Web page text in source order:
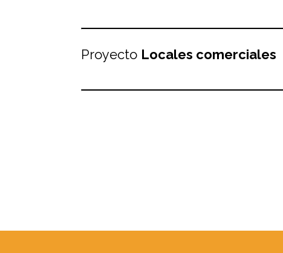
Proyecto Locales comerciales